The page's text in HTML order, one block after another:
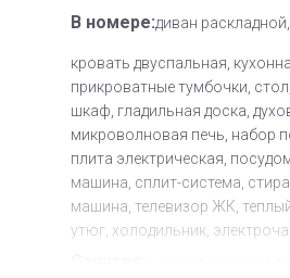
В номере:диван
кровать двуспальная,
прикроватные тумбочки,
шкаф, гладильная доска,
микроволновая печь, набор
плита электрическая,
машина, сплит-система,
машина, телевизор ЖК,
утюг, холодильник,